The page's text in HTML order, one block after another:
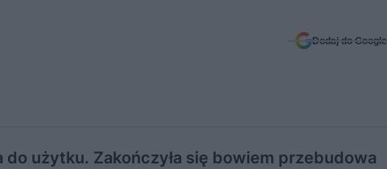
Dodaj do Google
użytku. Zakończyła się bowiem przebudowa